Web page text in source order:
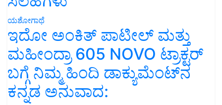
ಯಶೋಗಾಥೆ
ಇದೋ ಅಂಕಿತ್ ಪಾಟೀಲ್ ಮತ್ತು
ಮಹೀಂದ್ರಾ 605 NOVO ಟ್ರಾಕ್ಟರ್
ಬಗ್ಗೆ ನಿಮ್ಮ ಹಿಂದಿ ಡಾಕ್ಯುಮೆಂಟ್‌ನ
ಕನ್ನಡ ಅನುವಾದ: